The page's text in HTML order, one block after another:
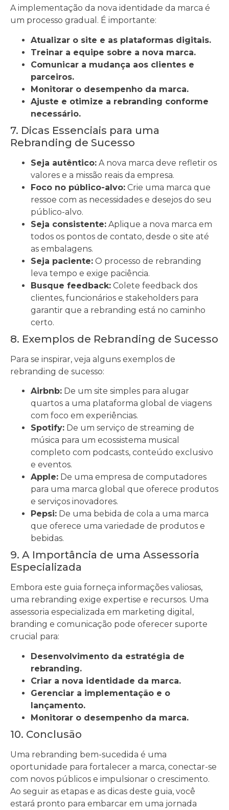
A implementação da nova identidade da marca é
um processo gradual. É importante:
Atualizar o site e as plataformas digitais.
Treinar a equipe sobre a nova marca.
Comunicar a mudança aos clientes e
parceiros.
Monitorar o desempenho da marca.
Ajuste e otimize a rebranding conforme
necessário.
7. Dicas Essenciais para uma
Rebranding de Sucesso
Seja autêntico: A nova marca deve refletir os
valores e a missão reais da empresa.
Foco no público-alvo: Crie uma marca que
ressoe com as necessidades e desejos do seu
público-alvo.
Seja consistente: Aplique a nova marca em
todos os pontos de contato, desde o site até
as embalagens.
Seja paciente: O processo de rebranding
leva tempo e exige paciência.
Busque feedback: Colete feedback dos
clientes, funcionários e stakeholders para
garantir que a rebranding está no caminho
certo.
8. Exemplos de Rebranding de Sucesso
Para se inspirar, veja alguns exemplos de
rebranding de sucesso:
Airbnb: De um site simples para alugar
quartos a uma plataforma global de viagens
com foco em experiências.
Spotify: De um serviço de streaming de
música para um ecossistema musical
completo com podcasts, conteúdo exclusivo
e eventos.
Apple: De uma empresa de computadores
para uma marca global que oferece produtos
e serviços inovadores.
Pepsi: De uma bebida de cola a uma marca
que oferece uma variedade de produtos e
bebidas.
9. A Importância de uma Assessoria
Especializada
Embora este guia forneça informações valiosas,
uma rebranding exige expertise e recursos. Uma
assessoria especializada em marketing digital,
branding e comunicação pode oferecer suporte
crucial para:
Desenvolvimento da estratégia de
rebranding.
Criar a nova identidade da marca.
Gerenciar a implementação e o
lançamento.
Monitorar o desempenho da marca.
10. Conclusão
Uma rebranding bem-sucedida é uma
oportunidade para fortalecer a marca, conectar-se
com novos públicos e impulsionar o crescimento.
Ao seguir as etapas e as dicas deste guia, você
estará pronto para embarcar em uma jornada